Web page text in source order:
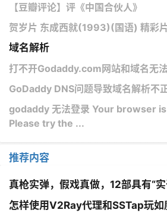
【豆瓣评论】评《中国合伙人》
贺岁片 东成西就(1993)(国语) 精彩
域名解析
打不开Godaddy.com网站和域名无
GoDaddy DNS问题导致域名解析不
godaddy 无法登录 Your browser
Please try the ...
推荐内容
真枪实弹，假戏真做，12部具有“实
怎样使用V2Ray代理和SSTap玩